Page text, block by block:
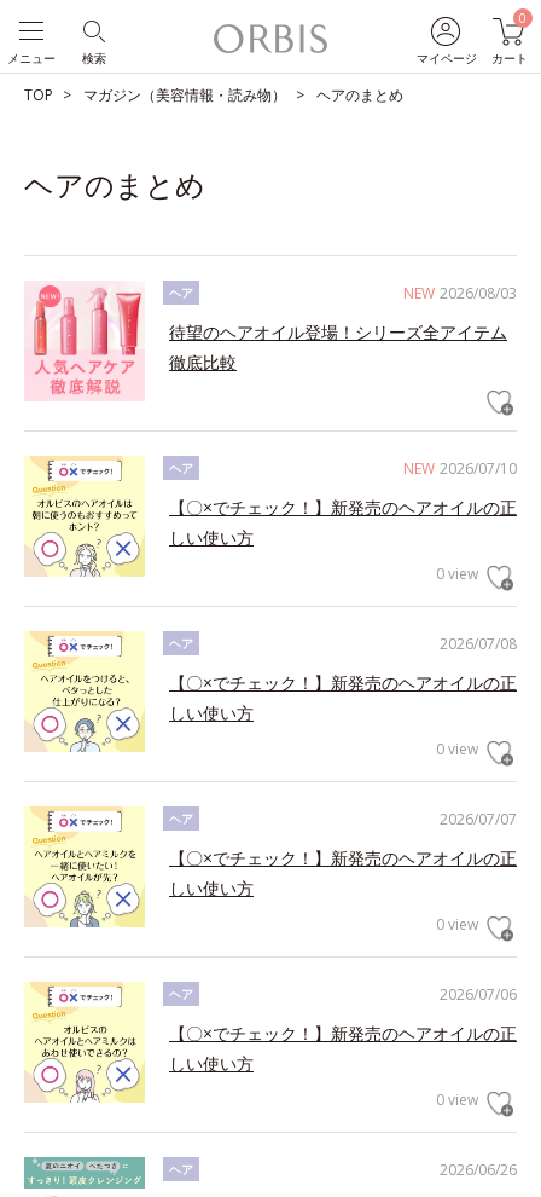
マイページ
0
カート
検索
メニュー
TOP マガジン（美容情報・読み物） ヘアのまとめ
ヘアのまとめ
NEW 2026/08/03
ヘア
待望のヘアオイル登場！シリーズ全アイテム
徹底比較
NEW 2026/07/10
ヘア
【〇×でチェック！】新発売のヘアオイルの正
しい使い方
0 view
2026/07/08
ヘア
【〇×でチェック！】新発売のヘアオイルの正
しい使い方
0 view
2026/07/07
ヘア
【〇×でチェック！】新発売のヘアオイルの正
しい使い方
0 view
2026/07/06
ヘア
【〇×でチェック！】新発売のヘアオイルの正
しい使い方
0 view
2026/06/26
ヘア